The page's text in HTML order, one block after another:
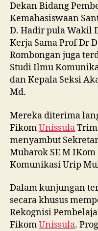
Dekan Bidang
Kemahasiswaan
D. Hadir pula Wakil
Kerja Sama Prof Dr
Rombongan juga
Studi Ilmu
dan Kepala Seksi
Md.
Mereka diterima
FikomUnissula
menyambut
Mubarok SE M
Komunikasi Urip
Dalam kunjungan
secara khusus
Rekognisi
FikomUnissula.